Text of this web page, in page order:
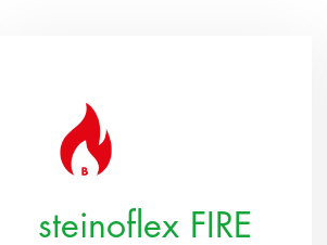
steinoflex FIRE